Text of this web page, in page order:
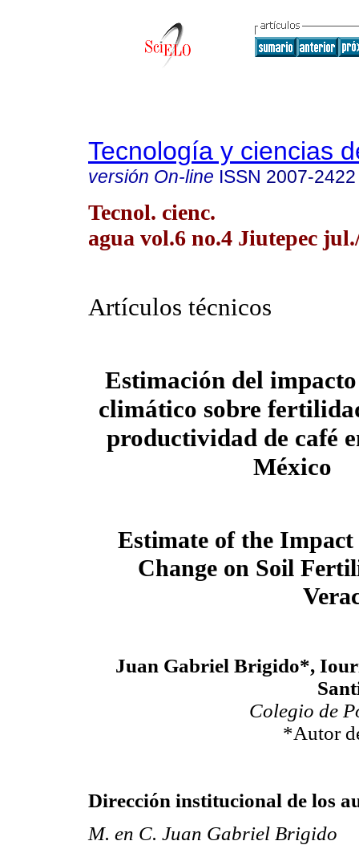
Tecnología y ciencias
versión On-line ISSN 2007-2422
Tecnol. cienc.
agua vol.6 no.4 Jiutepec
Artículos técnicos
Estimación del
climático sobre
productividad de café
México
Estimate of the
Change on Soil
Juan Gabriel Brigido*,
Colegio de
*Autor
Dirección institucional de los
M. en C. Juan Gabriel Brigido